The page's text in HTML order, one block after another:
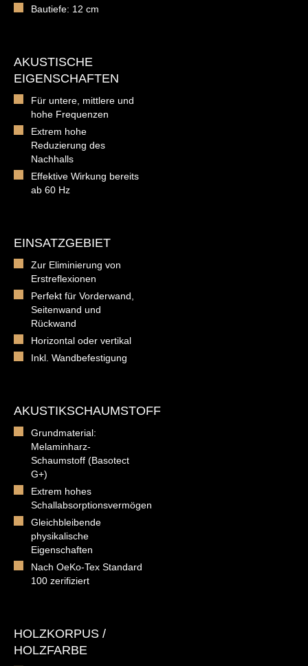
Bautiefe: 12 cm
AKUSTISCHE
EIGENSCHAFTEN
Für untere, mittlere und
hohe Frequenzen
Extrem hohe
Reduzierung des
Nachhalls
Effektive Wirkung bereits
ab 60 Hz
EINSATZGEBIET
Zur Eliminierung von
Erstreflexionen
Perfekt für Vorderwand,
Seitenwand und
Rückwand
Horizontal oder vertikal
Inkl. Wandbefestigung
AKUSTIKSCHAUMSTOFF
Grundmaterial:
Melaminharz-
Schaumstoff (Basotect
G+)
Extrem hohes
Schallabsorptionsvermögen
Gleichbleibende
physikalische
Eigenschaften
Nach OeKo-Tex Standard
100 zerifiziert
HOLZKORPUS /
HOLZFARBE